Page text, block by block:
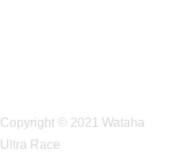
Copyright © 2021 Wataha
Ultra Race